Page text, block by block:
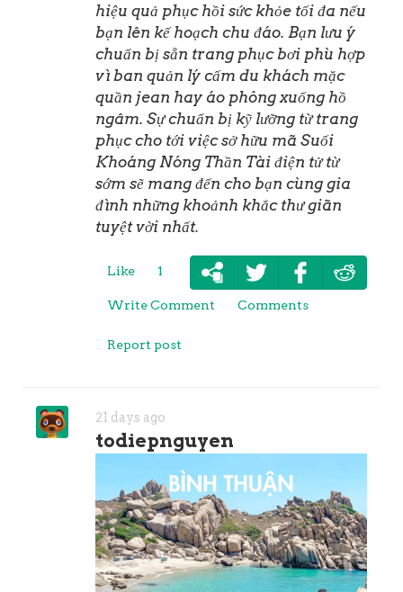
hiệu quả phục hồi sức khỏe tối đa nếu
bạn lên kế hoạch chu đáo. Bạn lưu ý
chuẩn bị sẵn trang phục bơi phù hợp
vì ban quản lý cấm du khách mặc
quần jean hay áo phông xuống hồ
ngâm. Sự chuẩn bị kỹ lưỡng từ trang
phục cho tới việc sở hữu mã Suối
Khoáng Nóng Thần Tài điện tử từ
sớm sẽ mang đến cho bạn cùng gia
đình những khoảnh khắc thư giãn
tuyệt vời nhất.
Like 1
Write Comment Comments
Report post
21 days ago
todiepnguyen